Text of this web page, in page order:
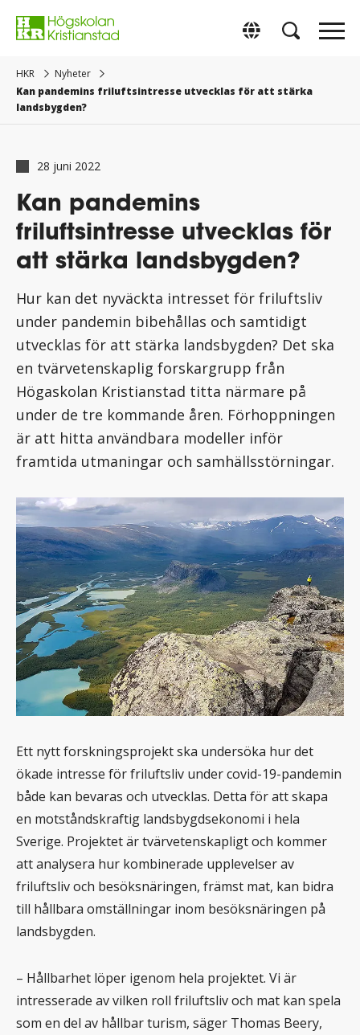
direkt
Switch to
HKR
Nyheter
Kan pandemins friluftsintresse utvecklas för att stärka
landsbygden?
28 juni 2022
Kan pandemins
friluftsintresse utvecklas för
att stärka landsbygden?
Hur kan det nyväckta intresset för friluftsliv
under pandemin bibehållas och samtidigt
utvecklas för att stärka landsbygden? Det ska
en tvärvetenskaplig forskargrupp från
Högaskolan Kristianstad titta närmare på
under de tre kommande åren. Förhoppningen
är att hitta användbara modeller inför
framtida utmaningar och samhällsstörningar.
Ett nytt forskningsprojekt ska undersöka hur det
ökade intresse för friluftsliv under covid-19-pandemin
både kan bevaras och utvecklas. Detta för att skapa
en motståndskraftig landsbygdsekonomi i hela
Sverige. Projektet är tvärvetenskapligt och kommer
att analysera hur kombinerade upplevelser av
friluftsliv och besöksnäringen, främst mat, kan bidra
till hållbara omställningar inom besöksnäringen på
landsbygden.
– Hållbarhet löper igenom hela projektet. Vi är
intresserade av vilken roll friluftsliv och mat kan spela
som en del av hållbar turism, säger Thomas Beery,